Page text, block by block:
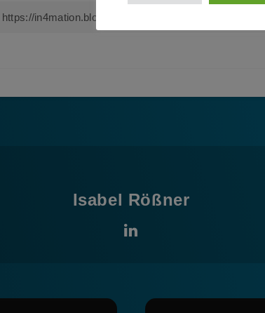
Isabel Rößner